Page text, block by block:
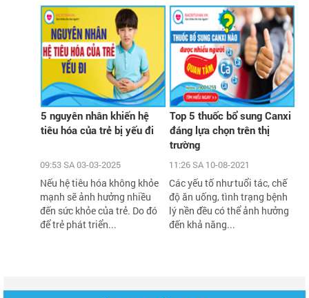
5 nguyên nhân khiến hệ
tiêu hóa của trẻ bị yếu đi
09:53 SA 03-03-2025
Nếu hệ tiêu hóa không khỏe
mạnh sẽ ảnh hưởng nhiều
đến sức khỏe của trẻ. Do đó
để trẻ phát triển...
Top 5 thuốc bổ sung Canxi
đáng lựa chọn trên thị
trường
11:26 SA 10-08-2021
Các yếu tố như tuổi tác, chế
độ ăn uống, tình trạng bệnh
lý nền đều có thể ảnh hưởng
đến khả năng...